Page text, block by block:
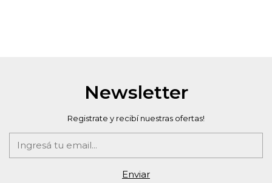
Newsletter
Registrate y recibí nuestras ofertas!